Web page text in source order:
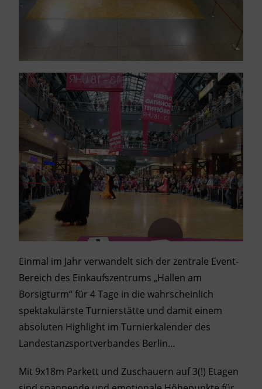
Einmal im Jahr verwandelt sich der zentrale Event-
Bereich des Einkaufszentrums „Hallen am
Borsigturm“ für 4 Tage in die wahrscheinlich
spektakulärste Turnierstätte und damit einem
absoluten Highlight im Turnierkalender des
Landestanzsportverbandes Berlin…
Mit 9x18m Parkett und Zuschauern auf 3(!) Etagen